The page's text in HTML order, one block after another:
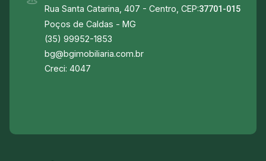
Rua Santa Catarina, 407 - Centro, CEP:37701-015
Poços de Caldas - MG
(35) 99952-1853
bg@bgimobiliaria.com.br
Creci: 4047